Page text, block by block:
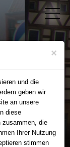
×
und die
geben wir
an unsere
diese
zusammen, die
Ihrer Nutzung
stimmen